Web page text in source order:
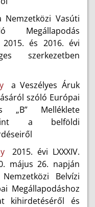
Nemzetközi Vasúti
Megállapodás
2015. és 2016. évi
szerkezetben
a Veszélyes Áruk
szóló Európai
„B” Melléklete
a belföldi
2015. évi LXXXIV.
május 26. napján
Belvízi
Megállapodáshoz
kihirdetéséről és